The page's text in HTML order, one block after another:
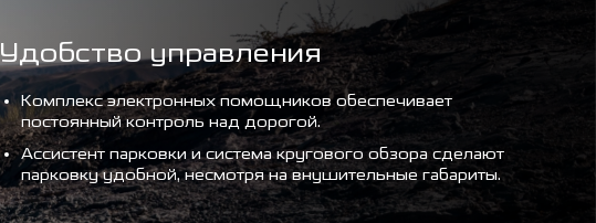
Удобство управления
Комплекс электронных помощников обеспечивает
постоянный контроль над дорогой.
Ассистент парковки и система кругового обзора сделают
парковку удобной, несмотря на внушительные габариты.